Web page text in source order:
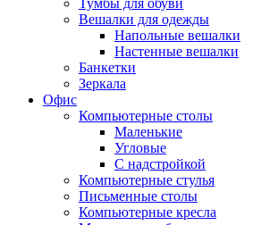
Тумбы для обуви
Вешалки для одежды
Напольные вешалки
Настенные вешалки
Банкетки
Зеркала
Офис
Компьютерные столы
Маленькие
Угловые
С надстройкой
Компьютерные стулья
Письменные столы
Компьютерные кресла